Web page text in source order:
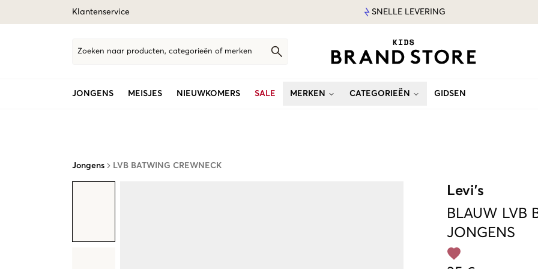
Klantenservice SNELLE LEVERING
Zoeken naar producten, categorieën of merken
JONGENS MEISJES NIEUWKOMERS SALE MERKEN CATEGORIEËN GIDSEN
Jongens LVB BATWING CREWNECK
Levi's
BLAUW LVB
JONGENS